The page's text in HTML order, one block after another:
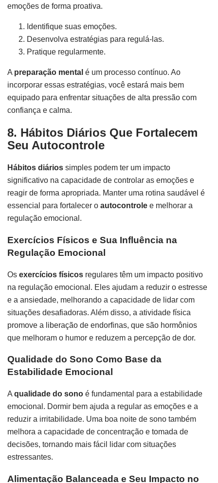
emoções de forma proativa.
Identifique suas emoções.
Desenvolva estratégias para regulá-las.
Pratique regularmente.
A preparação mental é um processo contínuo. Ao
incorporar essas estratégias, você estará mais bem
equipado para enfrentar situações de alta pressão com
confiança e calma.
8. Hábitos Diários Que Fortalecem
Seu Autocontrole
Hábitos diários simples podem ter um impacto
significativo na capacidade de controlar as emoções e
reagir de forma apropriada. Manter uma rotina saudável é
essencial para fortalecer o autocontrole e melhorar a
regulação emocional.
Exercícios Físicos e Sua Influência na
Regulação Emocional
Os exercícios físicos regulares têm um impacto positivo
na regulação emocional. Eles ajudam a reduzir o estresse
e a ansiedade, melhorando a capacidade de lidar com
situações desafiadoras. Além disso, a atividade física
promove a liberação de endorfinas, que são hormônios
que melhoram o humor e reduzem a percepção de dor.
Qualidade do Sono Como Base da
Estabilidade Emocional
A qualidade do sono é fundamental para a estabilidade
emocional. Dormir bem ajuda a regular as emoções e a
reduzir a irritabilidade. Uma boa noite de sono também
melhora a capacidade de concentração e tomada de
decisões, tornando mais fácil lidar com situações
estressantes.
Alimentação Balanceada e Seu Impacto no